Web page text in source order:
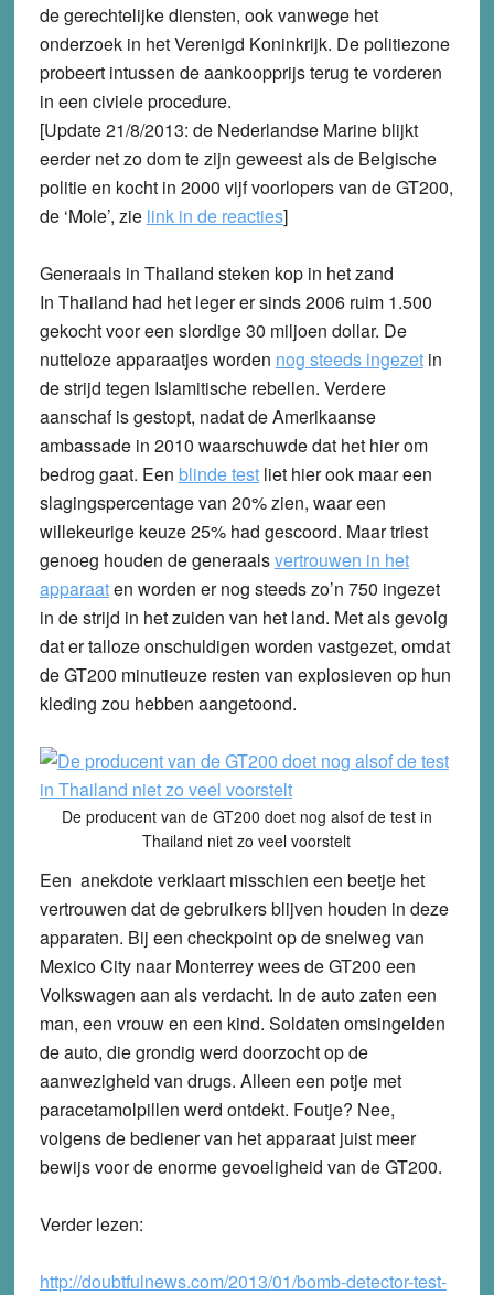
de gerechtelijke diensten, ook vanwege het
onderzoek in het Verenigd Koninkrijk. De politiezone
probeert intussen de aankoopprijs terug te vorderen
in een civiele procedure.
[Update 21/8/2013: de Nederlandse Marine blijkt
eerder net zo dom te zijn geweest als de Belgische
politie en kocht in 2000 vijf voorlopers van de GT200,
de ‘Mole’, zie link in de reacties]
Generaals in Thailand steken kop in het zand
In Thailand had het leger er sinds 2006 ruim 1.500
gekocht voor een slordige 30 miljoen dollar. De
nutteloze apparaatjes worden nog steeds ingezet in
de strijd tegen Islamitische rebellen. Verdere
aanschaf is gestopt, nadat de Amerikaanse
ambassade in 2010 waarschuwde dat het hier om
bedrog gaat. Een blinde testliet hier ook maar een
slagingspercentage van 20% zien, waar een
willekeurige keuze 25% had gescoord. Maar triest
genoeg houden de generaalsvertrouwen in het
apparaaten worden er nog steeds zo’n 750 ingezet
in de strijd in het zuiden van het land. Met als gevolg
dat er talloze onschuldigen worden vastgezet, omdat
de GT200 minutieuze resten van explosieven op hun
kleding zou hebben aangetoond.
De producent van de GT200 doet nog alsof de test in
Thailand niet zo veel voorstelt
Een anekdote verklaart misschien een beetje het
vertrouwen dat de gebruikers blijven houden in deze
apparaten. Bij een checkpoint op de snelweg van
Mexico City naar Monterrey wees de GT200 een
Volkswagen aan als verdacht. In de auto zaten een
man, een vrouw en een kind. Soldaten omsingelden
de auto, die grondig werd doorzocht op de
aanwezigheid van drugs. Alleen een potje met
paracetamolpillen werd ontdekt. Foutje? Nee,
volgens de bediener van het apparaat juist meer
bewijs voor de enorme gevoeligheid van de GT200.
Verder lezen:
http://doubtfulnews.com/2013/01/bomb-detector-test-